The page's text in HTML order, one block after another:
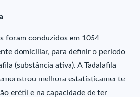
foram conduzidos em 1054
domiciliar, para definir o período
(substância ativa). A Tadalafila
melhora estatisticamente
erétil e na capacidade de ter